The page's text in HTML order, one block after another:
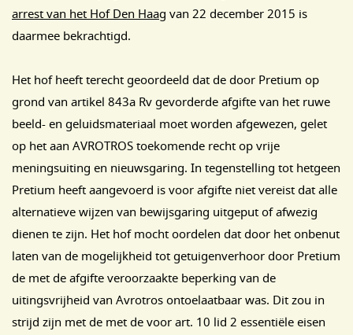
arrest van het Hof Den Haag van 22 december 2015 is
daarmee bekrachtigd.
Het hof heeft terecht geoordeeld dat de door Pretium op
grond van artikel 843a Rv gevorderde afgifte van het ruwe
beeld- en geluidsmateriaal moet worden afgewezen, gelet
op het aan AVROTROS toekomende recht op vrije
meningsuiting en nieuwsgaring. In tegenstelling tot hetgeen
Pretium heeft aangevoerd is voor afgifte niet vereist dat alle
alternatieve wijzen van bewijsgaring uitgeput of afwezig
dienen te zijn. Het hof mocht oordelen dat door het onbenut
laten van de mogelijkheid tot getuigenverhoor door Pretium
de met de afgifte veroorzaakte beperking van de
uitingsvrijheid van Avrotros ontoelaatbaar was. Dit zou in
strijd zijn met de met de voor art. 10 lid 2 essentiële eisen